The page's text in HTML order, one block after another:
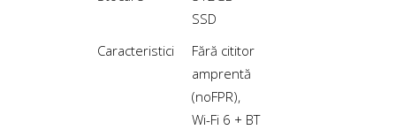
SSD
Caracteristici
Fără cititor
amprentă
(noFPR),
Wi-Fi 6 + BT